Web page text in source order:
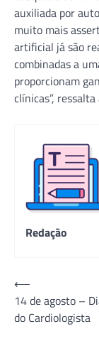
auxiliada por
muito mais
artificial já são
combinadas a
proporcionam
clínicas”,
Redação
Navegação
de
Post
⟵
14 de agosto –
do Cardiologista